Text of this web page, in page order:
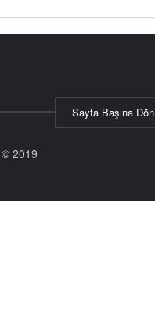
Sayfa Başına Dön
© 2019